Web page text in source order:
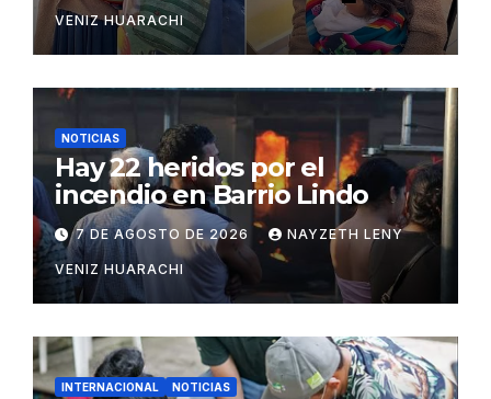
VENIZ HUARACHI
NOTICIAS
Hay 22 heridos por el
incendio en Barrio Lindo
7 DE AGOSTO DE 2026 NAYZETH LENY
VENIZ HUARACHI
INTERNACIONAL NOTICIAS